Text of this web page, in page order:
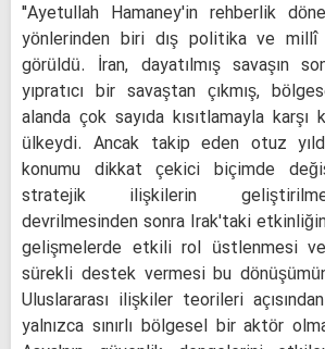
"Ayetullah Hamaney'in rehberlik
yönlerinden biri dış politika ve millî
görüldü. İran, dayatılmış savaşın
yıpratıcı bir savaştan çıkmış,
alanda çok sayıda kısıtlamayla karşı
ülkeydi. Ancak takip eden otuz
konumu dikkat çekici biçimde
stratejik ilişkilerin
devrilmesinden sonra Irak'taki
gelişmelerde etkili rol üstlenmesi
sürekli destek vermesi bu
Uluslararası ilişkiler teorileri açısından
yalnızca sınırlı bölgesel bir aktör